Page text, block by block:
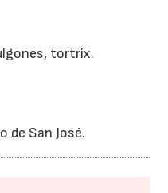
tortrix.
San José.